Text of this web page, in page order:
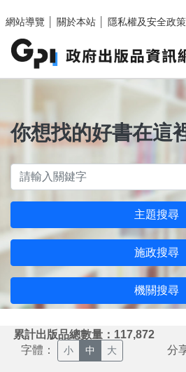
網站導覽
關於本站 隱私權及安全政策
你想找的好書在這
主題搜尋
施政搜尋
機關搜尋
累計出版品總數量：117,872
字體： 小 中 大 分